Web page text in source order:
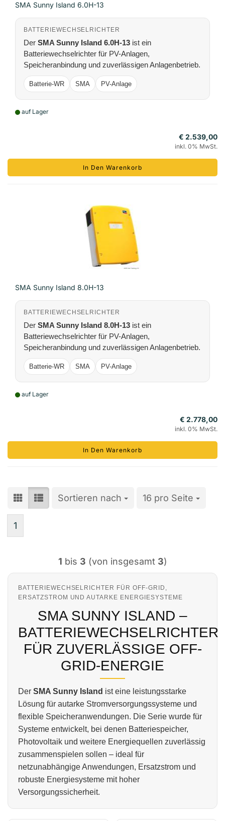
SMA Sunny Island 6.0H-13
BATTERIEWECHSELRICHTER
Der SMA Sunny Island 6.0H-13 ist ein
Batteriewechselrichter für PV-Anlagen,
Speicheranbindung und zuverlässigen Anlagenbetrieb.
Batterie-WR SMA PV-Anlage
auf Lager
€ 2.539,00
inkl. 0% MwSt.
In Den Warenkorb
SMA Sunny Island 8.0H-13
BATTERIEWECHSELRICHTER
Der SMA Sunny Island 8.0H-13 ist ein
Batteriewechselrichter für PV-Anlagen,
Speicheranbindung und zuverlässigen Anlagenbetrieb.
Batterie-WR SMA PV-Anlage
auf Lager
€ 2.778,00
inkl. 0% MwSt.
In Den Warenkorb
Sortieren nach
Sortieren nach 16 pro Seite
pro Seite
1
1 bis 3 (von insgesamt 3)
BATTERIEWECHSELRICHTER FÜR OFF-GRID,
ERSATZSTROM UND AUTARKE ENERGIESYSTEME
SMA SUNNY ISLAND –
BATTERIEWECHSELRICHTER
FÜR ZUVERLÄSSIGE OFF-
GRID-ENERGIE
Der SMA Sunny Island ist eine leistungsstarke
Lösung für autarke Stromversorgungssysteme und
flexible Speicheranwendungen. Die Serie wurde für
Systeme entwickelt, bei denen Batteriespeicher,
Photovoltaik und weitere Energiequellen zuverlässig
zusammenspielen sollen – ideal für
netzunabhängige Anwendungen, Ersatzstrom und
robuste Energiesysteme mit hoher
Versorgungssicherheit.